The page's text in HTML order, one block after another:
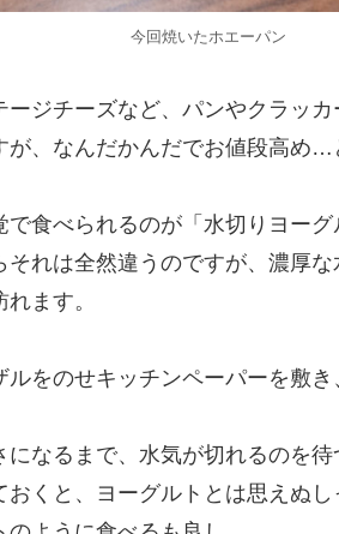
今回焼いたホエーパン
ジチーズなど、パンやクラッ
が、なんだかんだでお値段高め
食べられるのが「水切りヨーグ
れは全然違うのですが、濃厚
ます。
をのせキッチンペーパーを敷
なるまで、水気が切れるのを待
くと、ヨーグルトとは思えぬし